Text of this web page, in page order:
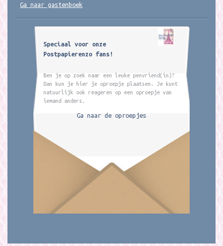
Ga naar gastenboek
Speciaal voor onze
Postpapierenzo fans!
Ben je op zoek naar een leuke penvriend(in)?
Dan kun je hier je oproepje plaatsen. Je kunt
natuurlijk ook reageren op een oproepje van
iemand anders.
Ga naar de oproepjes